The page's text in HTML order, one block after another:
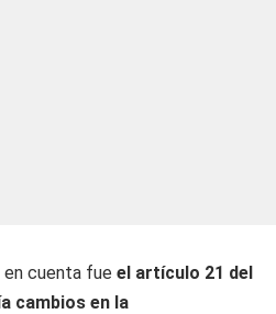
en cuenta fue el artículo 21 del
cambios en la